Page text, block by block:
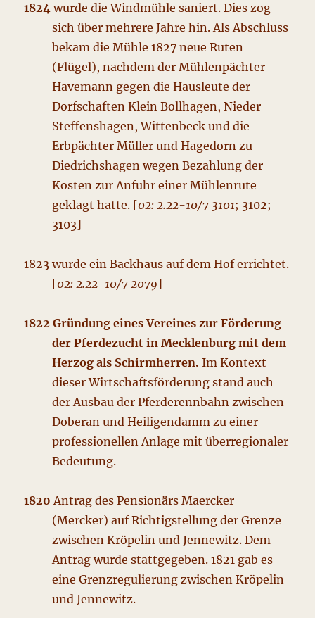
1824wurde die Windmühle saniert. Dies zog
sich über mehrere Jahre hin. Als Abschluss
bekam die Mühle 1827 neue Ruten
(Flügel), nachdem der Mühlenpächter
Havemann gegen die Hausleute der
Dorfschaften Klein Bollhagen, Nieder
Steffenshagen, Wittenbeck und die
Erbpächter Müller und Hagedorn zu
Diedrichshagen wegen Bezahlung der
Kosten zur Anfuhr einer Mühlenrute
geklagt hatte. [02: 2.22-10/7 3101; 3102;
3103]
1823 wurde ein Backhaus auf dem Hof errichtet.
[02: 2.22-10/7 2079]
1822 Gründung eines Vereines zur Förderung
der Pferdezucht in Mecklenburg mit dem
Herzog als Schirmherren. Im Kontext
dieser Wirtschaftsförderung stand auch
der Ausbau der Pferderennbahn zwischen
Doberan und Heiligendamm zu einer
professionellen Anlage mit überregionaler
Bedeutung.
1820Antrag des Pensionärs Maercker
(Mercker) auf Richtigstellung der Grenze
zwischen Kröpelin und Jennewitz. Dem
Antrag wurde stattgegeben. 1821 gab es
eine Grenzregulierung zwischen Kröpelin
und Jennewitz.